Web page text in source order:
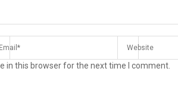
in this browser for the next time I comment.